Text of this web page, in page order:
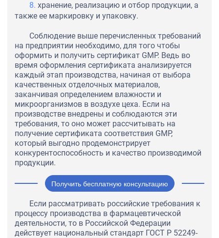
хранение, реализацию и отбор продукции, а
также ее маркировку и упаковку.
Соблюдение выше перечисленных требований
на предприятии необходимо, для того чтобы
оформить и получить сертификат GMP. Ведь во
время оформления сертификата анализируется
каждый этап производства, начиная от выбора
качественных отделочных материалов,
заканчивая определением влажности и
микроорганизмов в воздухе цеха. Если на
производстве внедрены и соблюдаются эти
требования, то оно может рассчитывать на
получение сертификата соответствия GMP,
который выгодно продемонстрирует
конкурентоспособность и качество производимой
продукции.
Получить бесплатную консультацию
Если рассматривать российские требования к
процессу производства в фармацевтической
деятельности, то в Российской Федерации
действует национальный стандарт ГОСТ Р 52249-